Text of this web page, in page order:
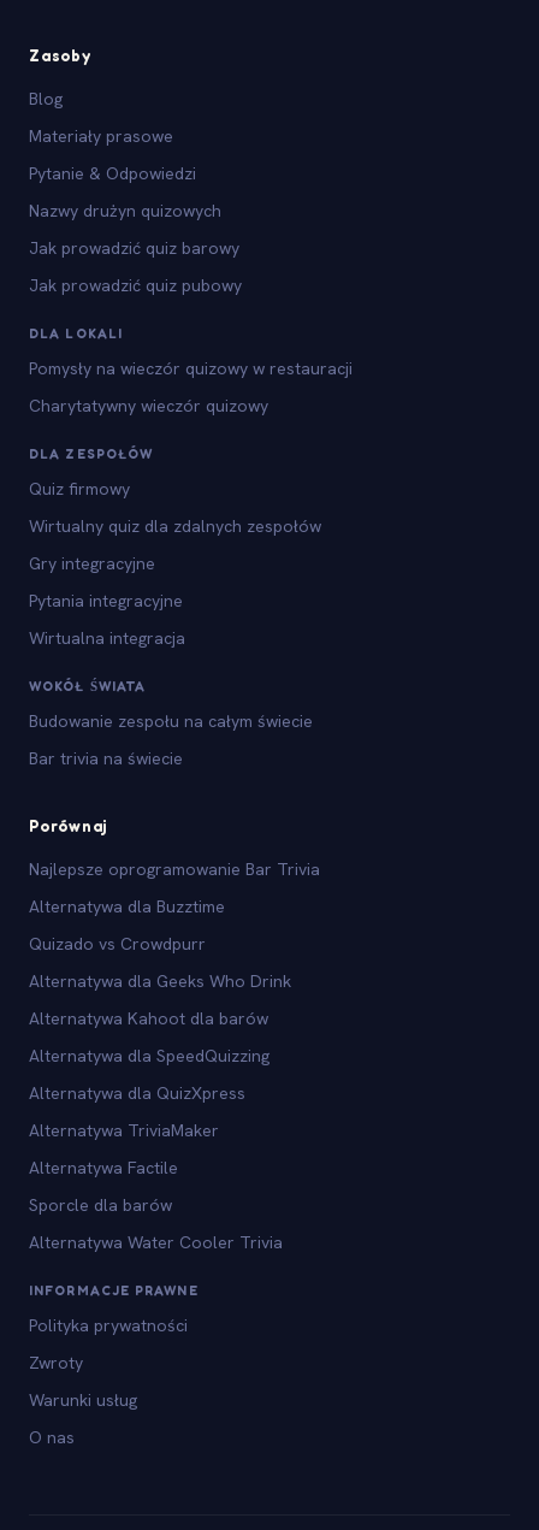
Zasoby
Blog
Materiały prasowe
Pytanie & Odpowiedzi
Nazwy drużyn quizowych
Jak prowadzić quiz barowy
Jak prowadzić quiz pubowy
DLA LOKALI
Pomysły na wieczór quizowy w restauracji
Charytatywny wieczór quizowy
DLA ZESPOŁÓW
Quiz firmowy
Wirtualny quiz dla zdalnych zespołów
Gry integracyjne
Pytania integracyjne
Wirtualna integracja
WOKÓŁ ŚWIATA
Budowanie zespołu na całym świecie
Bar trivia na świecie
Porównaj
Najlepsze oprogramowanie Bar Trivia
Alternatywa dla Buzztime
Quizado vs Crowdpurr
Alternatywa dla Geeks Who Drink
Alternatywa Kahoot dla barów
Alternatywa dla SpeedQuizzing
Alternatywa dla QuizXpress
Alternatywa TriviaMaker
Alternatywa Factile
Sporcle dla barów
Alternatywa Water Cooler Trivia
INFORMACJE PRAWNE
Polityka prywatności
Zwroty
Warunki usług
O nas